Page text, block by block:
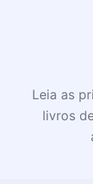
Leia as
livros